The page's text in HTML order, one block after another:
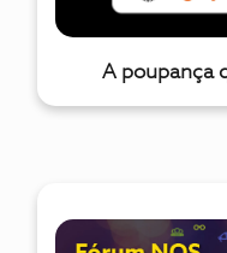
A poupança